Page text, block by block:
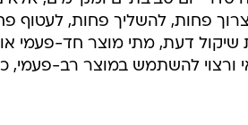
לא מכבר את חג הפסח, שמרבית
ורוכשים מזון כשר לפסח, מסתמן נתיב
ברכישת מזון טרי יתבטא אף
יש חיי מדף קצרים יחסית.